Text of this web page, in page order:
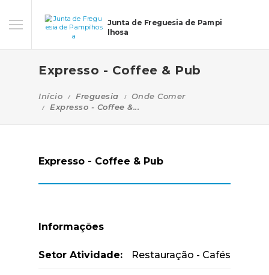
Junta de Freguesia de Pampi
lhosa
Expresso - Coffee & Pub
Início Freguesia
Onde Comer
Expresso - Coffee &...
Expresso - Coffee & Pub
Informações
Setor Atividade: Restauração - Cafés